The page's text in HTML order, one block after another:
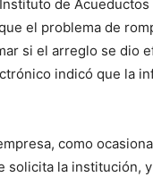
de
el problema de
si el arreglo se dio
indicó que la
como
solicita la institución,